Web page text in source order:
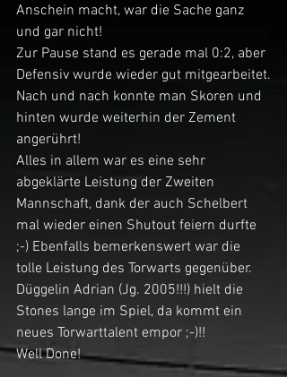
Anschein macht, war die Sache ganz
und gar nicht!
Zur Pause stand es gerade mal 0:2, aber
Defensiv wurde wieder gut mitgearbeitet.
Nach und nach konnte man Skoren und
hinten wurde weiterhin der Zement
angerührt!
Alles in allem war es eine sehr
abgeklärte Leistung der Zweiten
Mannschaft, dank der auch Schelbert
mal wieder einen Shutout feiern durfte
;-) Ebenfalls bemerkenswert war die
tolle Leistung des Torwarts gegenüber.
Düggelin Adrian (Jg. 2005!!!) hielt die
Stones lange im Spiel, da kommt ein
neues Torwarttalent empor ;-)!!
Well Done!